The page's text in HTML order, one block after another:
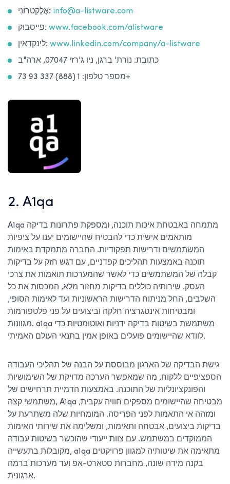
אֶלֶקטרוֹנִי: info@a-listware.com
פייסבוק: www.facebook.com/alistware
לינקדאין: www.linkedin.com/company/a-listware
כתובת: נורת' ברגן, ניו ג'רזי 07047, ארה"ב
מספר טלפון: 1 (888) 337 93 73+
2. A1qa
A1qa מתמחה באבטחת איכות תוכנה, ומספקת פתרונות בדיקה
מותאמים אישית כדי להבטיח שהיישומים יענו על ציפיות
המשתמשים ודרישות תפקודיות. החברה מתמקדת באימות
תוכנה באמצעות תהליכים קפדניים, עם דגש חזק על בדיקות
קבלה של המשתמשים כדי לאשר שהמערכות תואמות את צרכי
העסק. שירותיה כוללים בדיקות מחזור מלא, המכסות את כל
השלבים, החל מניתוח הדרישות הראשוניות ועד לאימות הסופי,
ומבטיחות אינטגרציה חלקה וביצועים על פני פלטפורמות
מגוונות. a1qa משתמשת בשיטות בדיקה ידניות ואוטומטיות כדי
לוודא שהיישומים פועלים באופן אמין בתנאי העולם האמיתי.
גישת הבדיקה של הארגון מבוססת על הבנה של תהליכי העבודה
הספציפיים ללקוח, מה שמאפשר הערכה מדויקת של השימושיות
והפונקציונליות של התוכנה. באמצעות הדמיית תרחישים של
משתמשי קצה, A1qa מבטיחה שהיישומים מספקים חוויה עקבית,
ומזהה אי התאמות לפני הפריסה. המומחיות שלה משתרעת על
בדיקות ביצועים, אבטחה ותאימות, ומשלימה את שירותי האימות
הממוקדים במשתמש. עם צוות ייעודי שהוכשר בשיטות עבודה
מקובלות בתעשייה, a1qa מתאימה את שיטותיה למגוון פרויקטים
בקנה מידה שונה, מחברות סטארט-אפ ועד מערכות ברמה
ארגונית.